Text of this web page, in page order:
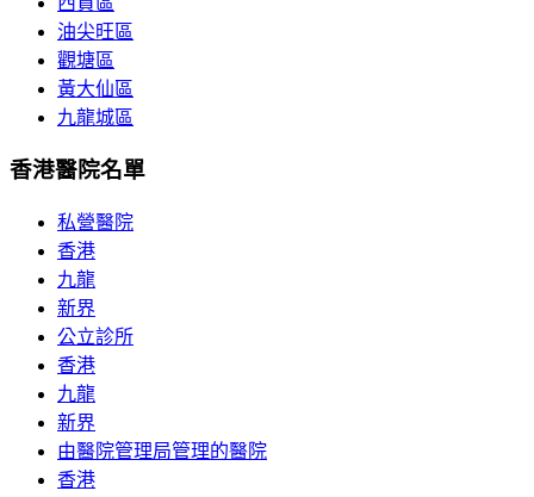
油尖旺區
觀塘區
黃大仙區
九龍城區
香港醫院名單
私營醫院
香港
九龍
新界
公立診所
香港
九龍
新界
由醫院管理局管理的醫院
香港